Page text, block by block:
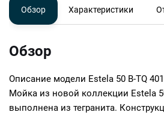
Обзор Характеристики
Обзор
Описание модели Estela 50 B-TQ
Мойка из новой коллекции Estela
выполнена из тегранита.